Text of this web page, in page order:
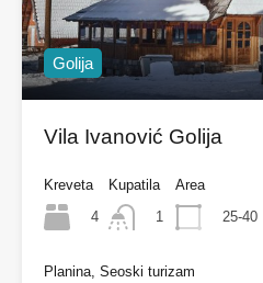
Golija
Vila Ivanović Golija
Kreveta
4
Kupatila
1
Area
25-40
Planina, Seoski turizam